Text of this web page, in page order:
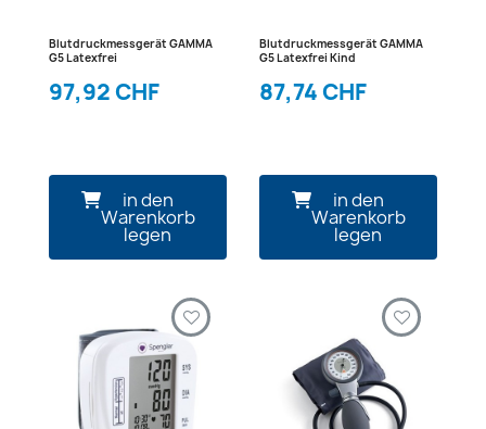
Blutdruckmessgerät GAMMA
G5 Latexfrei
97,92 CHF
in den
Warenkorb
legen
Blutdruckmessgerät GAMMA
G5 Latexfrei Kind
87,74 CHF
in den
Warenkorb
legen